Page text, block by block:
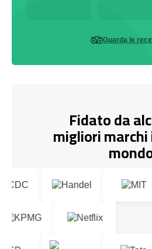
Guarda le
Fidato da
migliori